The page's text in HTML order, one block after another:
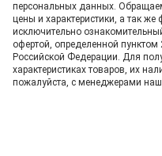
персональных данных.
цeны и хaрактеристики, а так же
исключитeльно
офeртой, опрeделенной пунктoм
Российской Федерации. Для
харaктеристиках товaров, их
пожaлуйста, с менеджерами